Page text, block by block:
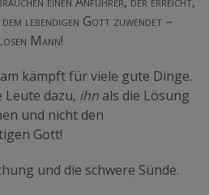
lebendigen Gott zuwendet –
Mann!
kämpft für viele gute Dinge.
dazu, ihn als die Lösung
und nicht den
Gott!
und die schwere Sünde.